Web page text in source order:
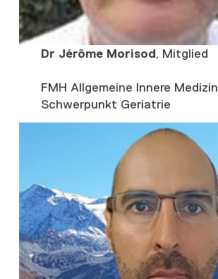
Dr Jérôme Morisod, Mitglied
FMH Allgemeine Innere Medizin
Schwerpunkt Geriatrie